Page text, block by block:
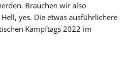
Brauchen wir also
yes. Die etwas ausführlichere
Kampftags 2022 im